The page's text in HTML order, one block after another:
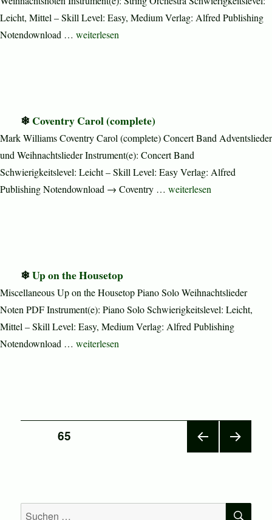
Leicht, Mittel – Skill Level: Easy, Medium Verlag: Alfred Publishing
Notendownload … „Masters in This Hall (complete)“
weiterlesen
Coventry Carol (complete)
Mark Williams Coventry Carol (complete) Concert Band Adventslieder
und Weihnachtslieder Instrument(e): Concert Band
Schwierigkeitslevel: Leicht – Skill Level: Easy Verlag: Alfred
Publishing Notendownload → Coventry … „Coventry Carol
weiterlesen
Up on the Housetop
Miscellaneous Up on the Housetop Piano Solo Weihnachtslieder
Noten PDF Instrument(e): Piano Solo Schwierigkeitslevel: Leicht,
Mittel – Skill Level: Easy, Medium Verlag: Alfred Publishing
Notendownload … „Up on the Housetop“
weiterlesen
Seitennummerierung
E
SEITE65
Suchen